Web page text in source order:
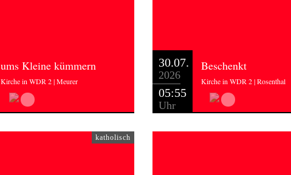
ums Kleine kümmern
Kirche in WDR 2 | Meurer
30.07.
2026
05:55
Uhr
Beschenkt
Kirche in WDR 2 | Rosenthal
katholisch